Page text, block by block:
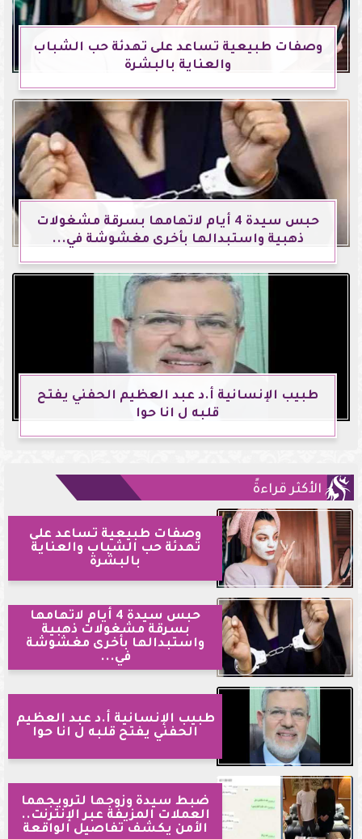
وصفات طبيعية تساعد على تهدئة حب الشباب
والعناية بالبشرة
حبس سيدة 4 أيام لاتهامها بسرقة مشغولات
ذهبية واستبدالها بأخرى مغشوشة في...
طبيب الإنسانية أ.د عبد العظيم الحفني يفتح
قلبه ل انا حوا
الأكثر قراءةً
وصفات طبيعية تساعد على
تهدئة حب الشباب والعناية
بالبشرة
حبس سيدة 4 أيام لاتهامها
بسرقة مشغولات ذهبية
واستبدالها بأخرى مغشوشة
في...
طبيب الإنسانية أ.د عبد العظيم
الحفني يفتح قلبه ل انا حوا
ضبط سيدة وزوجها لترويجهما
العملات المزيفة عبر الإنترنت..
الأمن يكشف تفاصيل الواقعة